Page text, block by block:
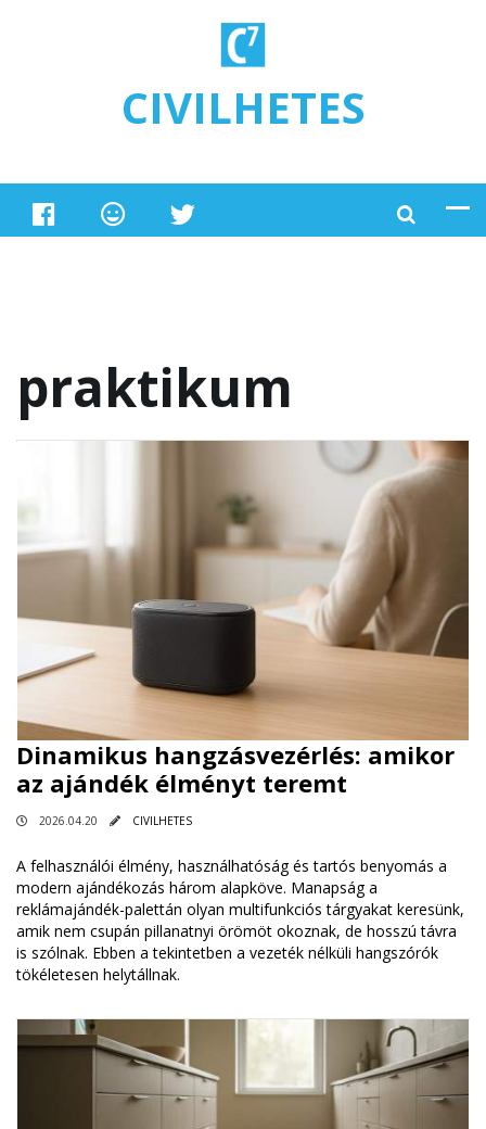
CIVILHETES
praktikum
Dinamikus hangzásvezérlés: amikor
az ajándék élményt teremt
2026.04.20 CIVILHETES
A felhasználói élmény, használhatóság és tartós benyomás a
modern ajándékozás három alapköve. Manapság a
reklámajándék-palettán olyan multifunkciós tárgyakat keresünk,
amik nem csupán pillanatnyi örömöt okoznak, de hosszú távra
is szólnak. Ebben a tekintetben a vezeték nélküli hangszórók
tökéletesen helytállnak.